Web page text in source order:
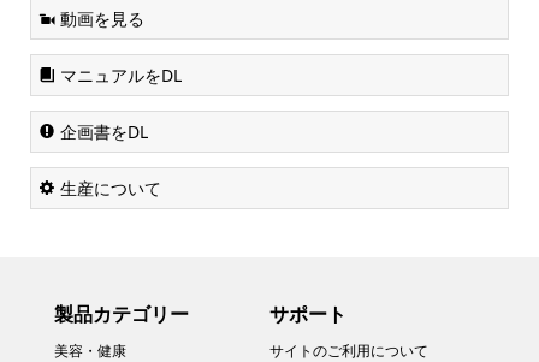
動画を見る
マニュアルをDL
企画書をDL
生産について
製品カテゴリー
美容・健康
サポート
サイトのご利用について